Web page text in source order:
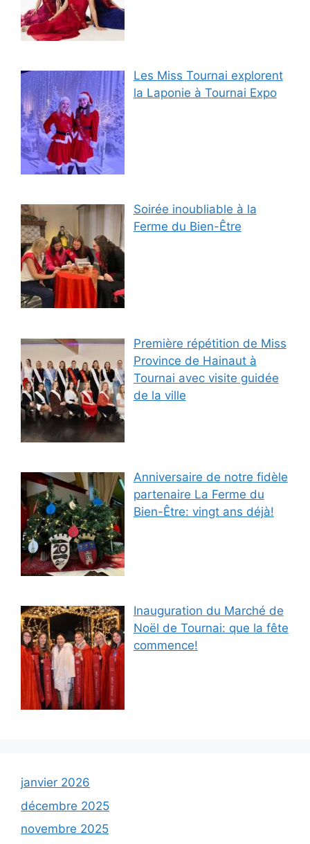
Les Miss Tournai explorent
la Laponie à Tournai Expo
Soirée inoubliable à la
Ferme du Bien-Être
Première répétition de Miss
Province de Hainaut à
Tournai avec visite guidée
de la ville
Anniversaire de notre fidèle
partenaire La Ferme du
Bien-Être: vingt ans déjà!
Inauguration du Marché de
Noël de Tournai: que la fête
commence!
janvier 2026
décembre 2025
novembre 2025